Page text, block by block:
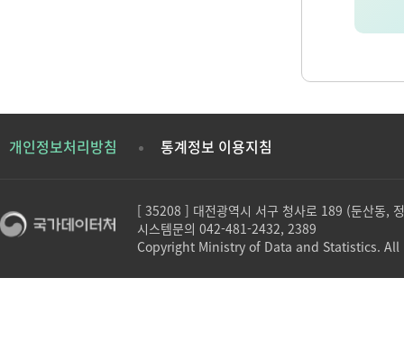
개인정보처리방침 통계정보 이용지침
[ 35208 ] 대전광역시 서구 청사로 189 (둔산동,
시스템문의 042-481-2432, 2389
Copyright Ministry of Data and Statistics.